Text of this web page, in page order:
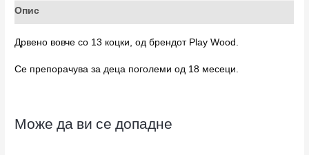
Опис
Дрвено вовче со 13 коцки, од брендот Play Wood.
Се препорачува за деца поголеми од 18 месеци.
Може да ви се допадне